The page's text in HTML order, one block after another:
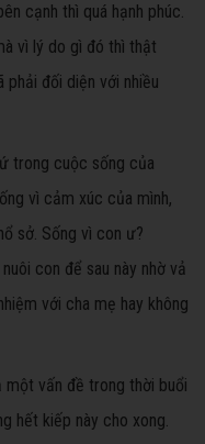
cạnh thì quá hạnh phúc.
vì lý do gì đó thì thật
phải đối diện với nhiều
trong cuộc sống của
vì cảm xúc của mình,
sở. Sống vì con ư?
con để sau này nhờ vả
với cha mẹ hay không
một vấn đề trong thời buổi
hết kiếp này cho xong.